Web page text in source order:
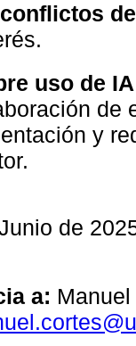
uso de
de
y
de
a: